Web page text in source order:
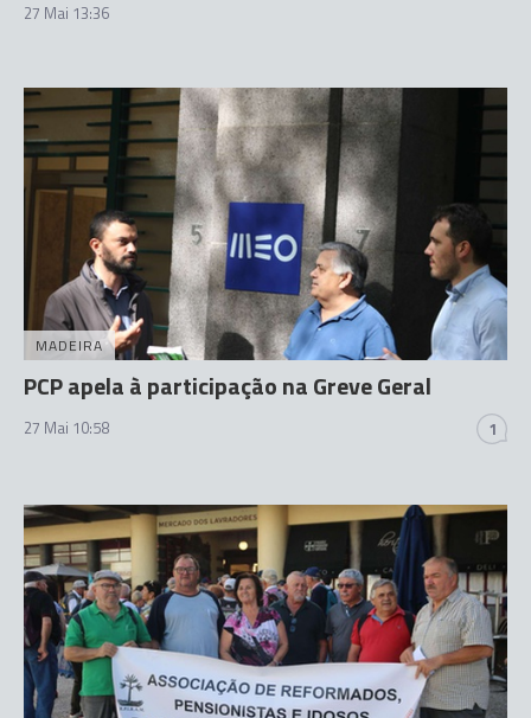
27 Mai 13:36
MADEIRA
PCP apela à participação na Greve Geral
27 Mai 10:58 1